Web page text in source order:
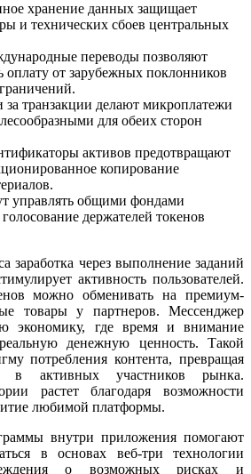
хранение данных защищает
и технических сбоев центральных
переводы позволяют
оплату от зарубежных поклонников
транзакции делают микроплатежи
для обеих сторон
активов предотвращают
копирование
управлять общими фондами
держателей токенов
заработка через выполнение заданий
активность пользователей.
можно обменивать на премиум-
товары у партнеров. Мессенджер
экономику, где время и внимание
денежную ценность. Такой
потребления контента, превращая
в активных участников рынка.
растет благодаря возможности
любимой платформы.
внутри приложения помогают
в основах веб-три технологии
о возможных рисках и